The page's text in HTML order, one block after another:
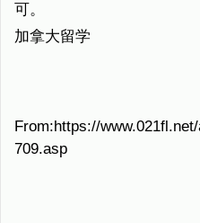
可。
加拿大留学
From:https://
709.asp